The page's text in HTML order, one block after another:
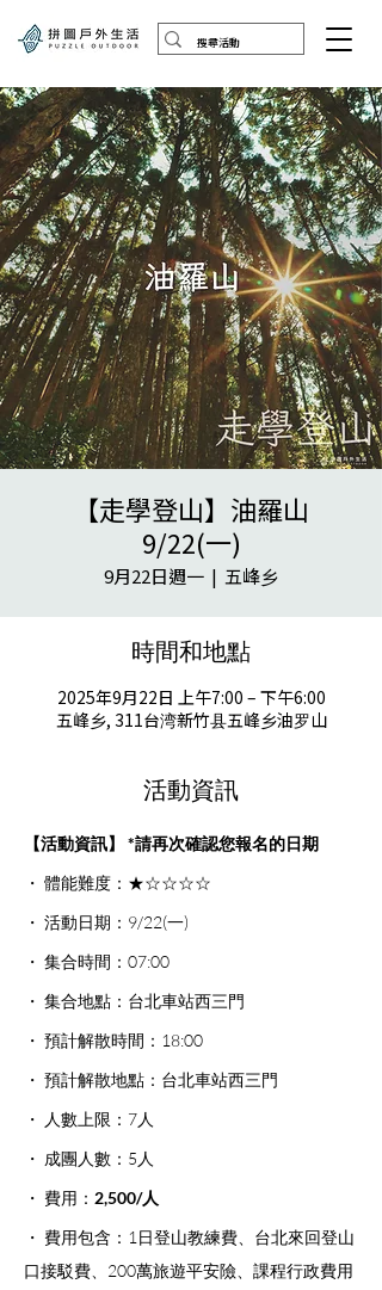
【走學登山】油羅山
9/22(一)
9月22日週一
  |
五峰乡
時間和地點
2025年9月22日 上午7:00 – 下午6:00
五峰乡, 311台湾新竹县五峰乡油罗山
活動資訊
【活動資訊】 *請再次確認您報名的日期
・ 體能難度：★☆☆☆☆
・ 活動日期：9/22(一)
・ 集合時間：07:00
・ 集合地點：台北車站西三門
・ 預計解散時間：18:00
・ 預計解散地點：台北車站西三門
・ 人數上限：7人
・ 成團人數：5人
・ 費用： 2,500/人
・ 費用包含：1日登山教練費、台北來回登山
口接駁費、200萬旅遊平安險、課程行政費用